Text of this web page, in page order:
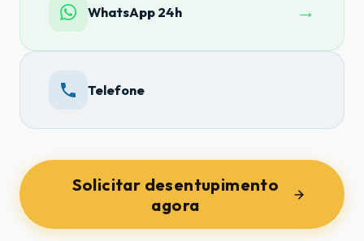
WhatsApp 24h →
Telefone
Solicitar desentupimento
agora